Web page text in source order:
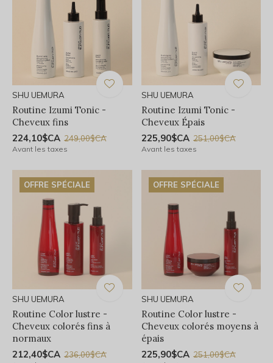
SHU UEMURA
Routine Izumi Tonic -
Cheveux fins
224,10$CA 249,00$CA
Avant les taxes
SHU UEMURA
Routine Izumi Tonic -
Cheveux Épais
225,90$CA 251,00$CA
Avant les taxes
OFFRE SPÉCIALE
SHU UEMURA
Routine Color lustre -
Cheveux colorés fins à
normaux
212,40$CA 236,00$CA
OFFRE SPÉCIALE
SHU UEMURA
Routine Color lustre -
Cheveux colorés moyens à
épais
225,90$CA 251,00$CA